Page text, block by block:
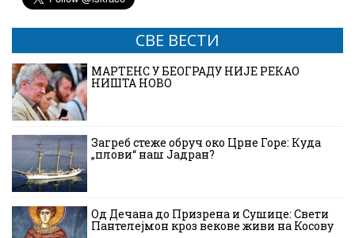
СВЕ ВЕСТИ
МАРТЕНС У БЕОГРАДУ НИЈЕ РЕКАО
НИШТА НОВО
Загреб стеже обруч око Црне Горе: Куда
„плови“ наш Јадран?
Од Дечана до Призрена и Сушице: Свети
Пантелејмон кроз векове живи на Косову